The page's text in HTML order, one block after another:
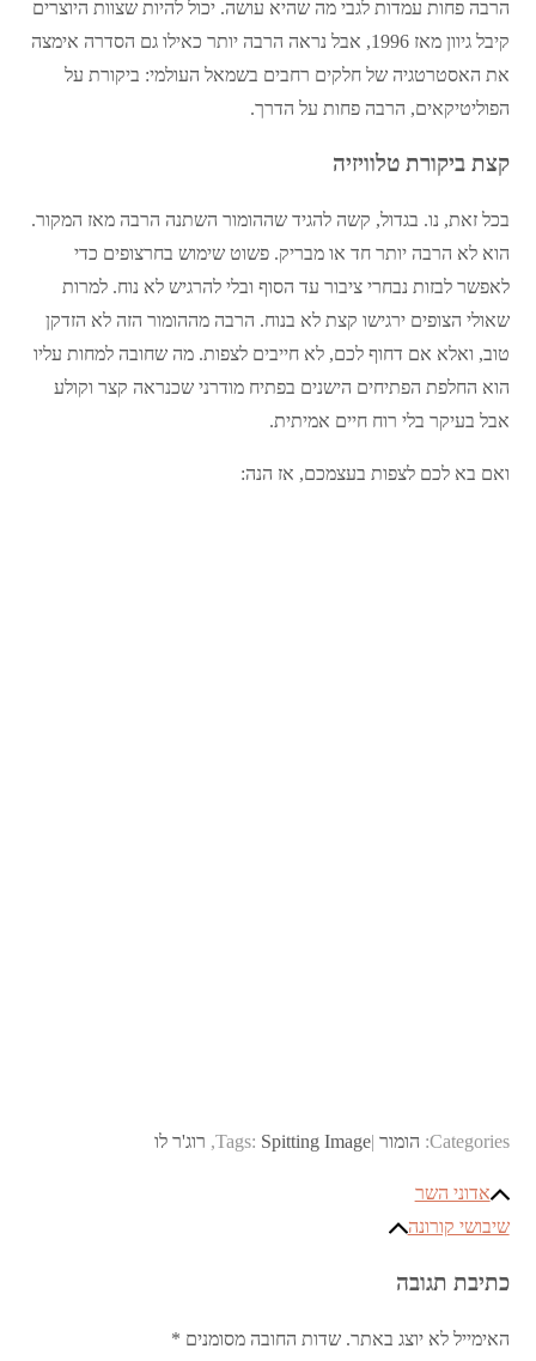
הרבה פחות עמדות לגבי מה שהיא עושה. יכול להיות שצוות היוצרים
קיבל גיוון מאז 1996, אבל נראה הרבה יותר כאילו גם הסדרה אימצה
את האסטרטגיה של חלקים רחבים בשמאל העולמי: ביקורת על
הפוליטיקאים, הרבה פחות על הדרך.
קצת ביקורת טלוויזיה
בכל זאת, נו. בגדול, קשה להגיד שההומור השתנה הרבה מאז המקור.
הוא לא הרבה יותר חד או מבריק. פשוט שימוש בחרצופים כדי
לאפשר לבזות נבחרי ציבור עד הסוף ובלי להרגיש לא נוח. למרות
שאולי הצופים ירגישו קצת לא בנוח. הרבה מההומור הזה לא הזדקן
טוב, ואלא אם דחוף לכם, לא חייבים לצפות. מה שחובה למחות עליו
הוא החלפת הפתיחים הישנים בפתיח מודרני שכנראה קצר וקולע
אבל בעיקר בלי רוח חיים אמיתית.
ואם בא לכם לצפות בעצמכם, אז הנה:
Categories: הומור Tags: Spitting Image
, רוג'ר לו
ניווט
אדוני השר
שיבושי קורונה
כתיבת תגובה
האימייל לא יוצג באתר. שדות החובה מסומנים *